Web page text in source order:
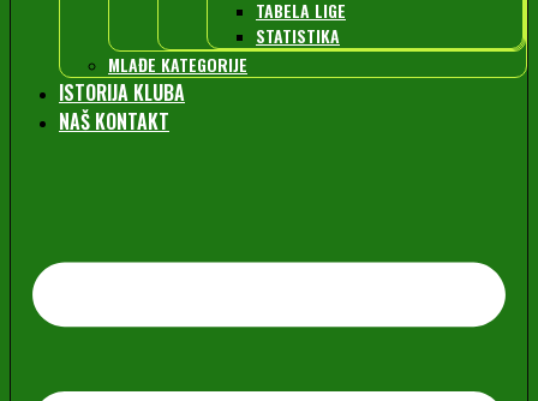
TABELA LIGE
STATISTIKA
MLAĐE KATEGORIJE
ISTORIJA KLUBA
NAŠ KONTAKT